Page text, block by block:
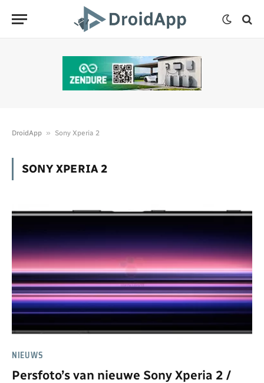
DroidApp » Sony Xperia 2
SONY XPERIA 2
NIEUWS
Persfoto’s van nieuwe Sony Xperia 2 /